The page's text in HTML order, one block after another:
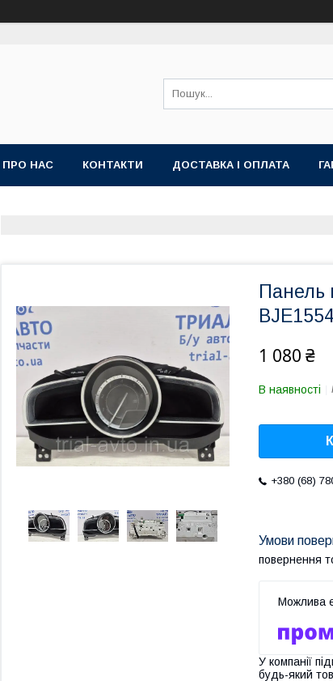
ПРО НАС КОНТАКТИ ДОСТАВКА І ОПЛАТА
Панель
1 080 ₴
В наявності
+380 (68)
повернення
У компанії
будь-який